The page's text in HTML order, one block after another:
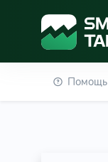
Помощь